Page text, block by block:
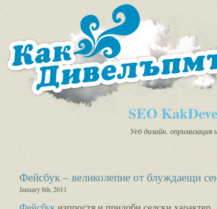
SEO
Уеб дизайн. опримизация
Фейсбук – великолепие от блуждаещи
January 8th, 2011